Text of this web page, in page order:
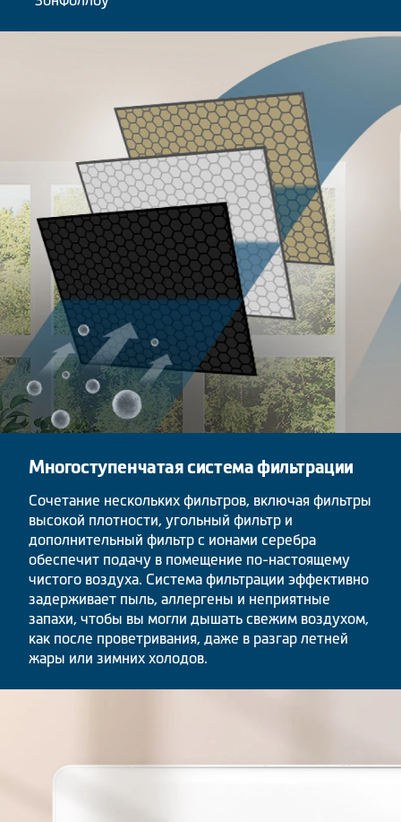
Многоступенчатая система фильтрации
Сочетание нескольких фильтров, включая фильтры
высокой плотности, угольный фильтр и
дополнительный фильтр с ионами серебра
обеспечит подачу в помещение по-настоящему
чистого воздуха. Система фильтрации эффективно
задерживает пыль, аллергены и неприятные
запахи, чтобы вы могли дышать свежим воздухом,
как после проветривания, даже в разгар летней
жары или зимних холодов.